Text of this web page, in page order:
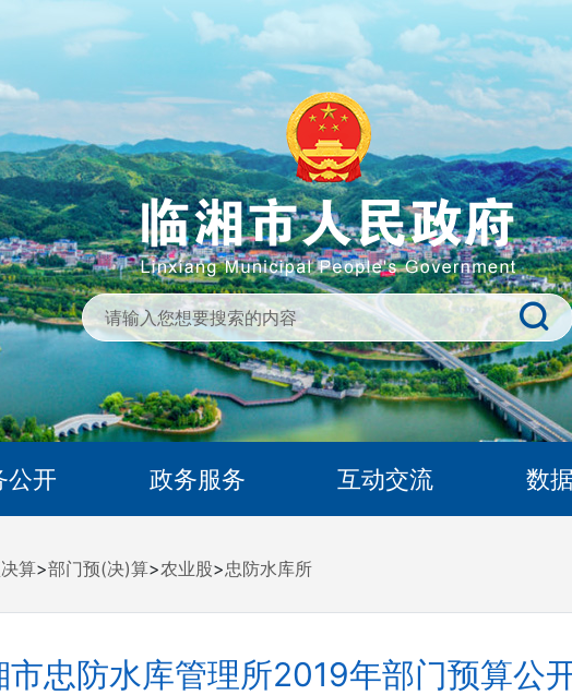
公开 政务服务 互动交流 数
算>部门预(决)算>农业股>忠防水库所
市忠防水库管理所2019年部门预算公